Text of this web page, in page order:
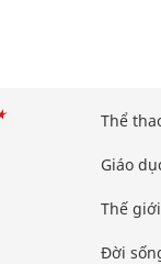
Thể
Giáo
Thế giới
Đời